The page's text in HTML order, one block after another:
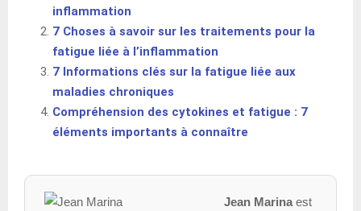
inflammation
7 Choses à savoir sur les traitements pour la
fatigue liée à l’inflammation
7 Informations clés sur la fatigue liée aux
maladies chroniques
Compréhension des cytokines et fatigue : 7
éléments importants à connaître
Jean Marinaest